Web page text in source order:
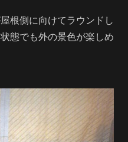
根側に向けてラウンドし
態でも外の景色が楽しめ